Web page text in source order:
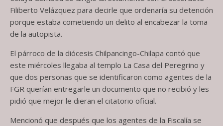
Filiberto Velázquez para decirle que ordenaría su detención
porque estaba cometiendo un delito al encabezar la toma
de la autopista.
El párroco de la diócesis Chilpancingo-Chilapa contó que
este miércoles llegaba al templo La Casa del Peregrino y
que dos personas que se identificaron como agentes de la
FGR querían entregarle un documento que no recibió y les
pidió que mejor le dieran el citatorio oficial.
Mencionó que después que los agentes de la Fiscalía se